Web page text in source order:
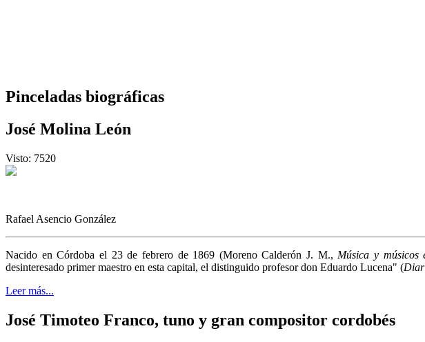
Pinceladas biográficas
José Molina León
Visto: 7520
Rafael Asencio González
Nacido en Córdoba el 23 de febrero de 1869 (Moreno Calderón J. M., Música y músicos
desinteresado primer maestro en esta capital, el distinguido profesor don Eduardo Lucena" (
Leer más...
José Timoteo Franco, tuno y gran compositor cordobés